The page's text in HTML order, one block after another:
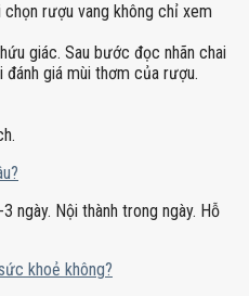
chọn rượu vang không chỉ xem
giác. Sau bước đọc nhãn chai
giá mùi thơm của rượu.
ngày. Nội thành trong ngày. Hỗ
khoẻ không?